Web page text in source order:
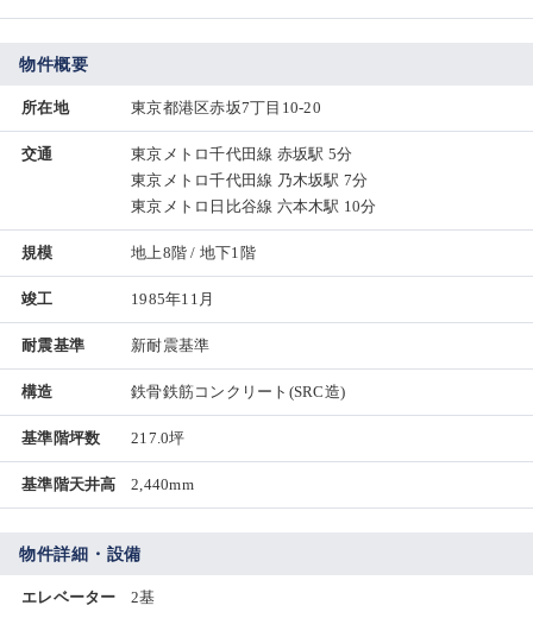
物件概要
所在地 東京都港区赤坂7丁目10-20
交通
東京メトロ千代田線 赤坂駅 5分
東京メトロ千代田線 乃木坂駅 7分
東京メトロ日比谷線 六本木駅 10分
規模 地上8階 / 地下1階
竣工 1985年11月
耐震基準 新耐震基準
構造 鉄骨鉄筋コンクリート(SRC造)
基準階坪数 217.0坪
基準階天井高 2,440mm
物件詳細・設備
エレベーター 2基